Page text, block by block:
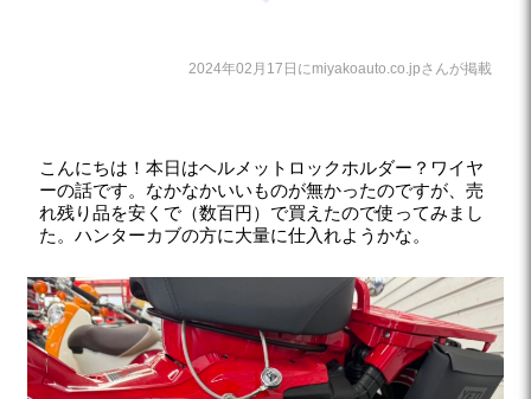
2024年02月17日にmiyakoauto.co.jpさんが掲載
こんにちは！本日はヘルメットロックホルダー？ワイヤ
ーの話です。なかなかいいものが無かったのですが、売
れ残り品を安くで（数百円）で買えたので使ってみまし
た。ハンターカブの方に大量に仕入れようかな。